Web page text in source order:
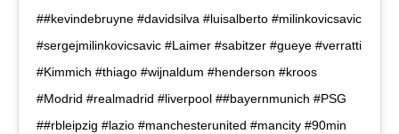
##kevindebruyne #davidsilva #luisalberto #milinkovicsavic
#sergejmilinkovicsavic #Laimer #sabitzer #gueye #verratti
#Kimmich #thiago #wijnaldum #henderson #kroos
#Modrid #realmadrid #liverpool ##bayernmunich #PSG
##rbleipzig #lazio #manchesterunited #mancity #90min